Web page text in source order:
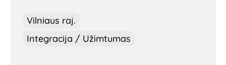
Vilniaus raj.
Integracija / Užimtumas